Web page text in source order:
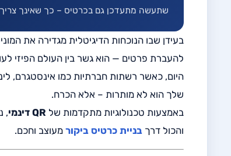
שתעשה מתעדכן גם בכרטיס – כך שאינך צריך
בעידן שבו הנוכחות הדיגיטלית מגדירה את
להעברת פרטים — הוא גשר בין העולם הפיזי
היום, כאשר רשתות חברתיות כמו אינסטגרם,
שלך הוא לא מותרות – אלא הכרח.
באמצעות טכנולוגיות מתקדמות של QR דינמי
,
והכול דרךבניית כרטיס ביקור מעוצב וחכם.